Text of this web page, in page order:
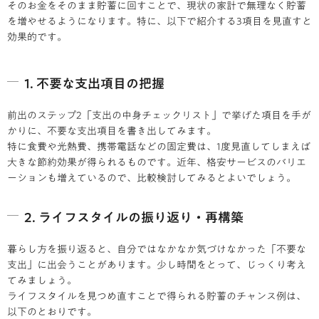
そのお金をそのまま貯蓄に回すことで、現状の家計で無理なく貯蓄
を増やせるようになります。特に、以下で紹介する3項目を見直すと
効果的です。
1. 不要な支出項目の把握
前出のステップ2「支出の中身チェックリスト」で挙げた項目を手が
かりに、不要な支出項目を書き出してみます。
特に食費や光熱費、携帯電話などの固定費は、1度見直してしまえば
大きな節約効果が得られるものです。近年、格安サービスのバリエ
ーションも増えているので、比較検討してみるとよいでしょう。
2. ライフスタイルの振り返り・再構築
暮らし方を振り返ると、自分ではなかなか気づけなかった「不要な
支出」に出会うことがあります。少し時間をとって、じっくり考え
てみましょう。
ライフスタイルを見つめ直すことで得られる貯蓄のチャンス例は、
以下のとおりです。